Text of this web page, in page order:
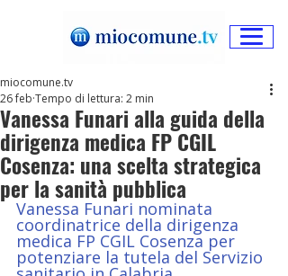
Vanessa Funari alla guida della
dirigenza medica FP CGIL
Cosenza: una scelta strategica
per la sanità pubblica
miocomune.tv
26 feb Tempo di lettura: 2 min
Vanessa Funari nominata
coordinatrice della dirigenza
medica FP CGIL Cosenza per
potenziare la tutela del Servizio